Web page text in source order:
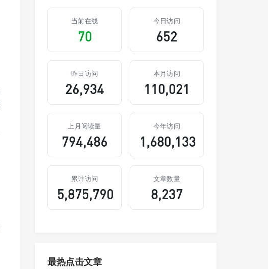
当前在线
70
今日访问
652
昨日访问
26,934
本月访问
110,021
上月阅读量
794,486
今年访问
1,680,133
累计访问
5,875,790
文章数量
8,237
最热点击文章